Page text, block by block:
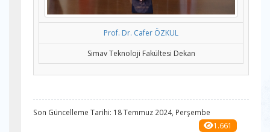
Prof. Dr. Cafer ÖZKUL
Simav Teknoloji Fakültesi Dekan
Son Güncelleme Tarihi: 18 Temmuz 2024, Perşembe
1.661